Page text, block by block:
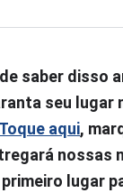
saber disso
seu lugar
Toque aqui,
nossas
primeiro lugar